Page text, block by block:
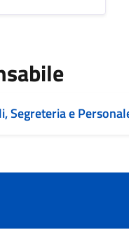
Segreteria e